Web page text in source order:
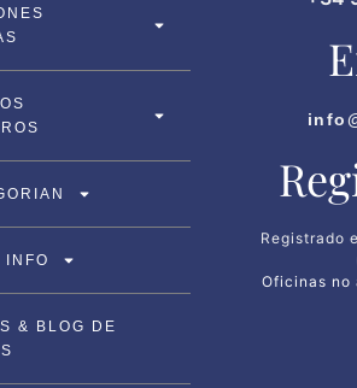
INFO
& BLOG DE
Registrado
Oficinas no